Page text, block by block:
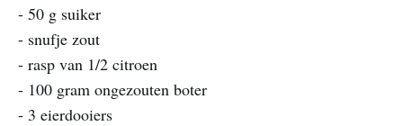
- 50 g suiker
- snufje zout
- rasp van 1/2 citroen
- 100 gram ongezouten boter
- 3 eierdooiers